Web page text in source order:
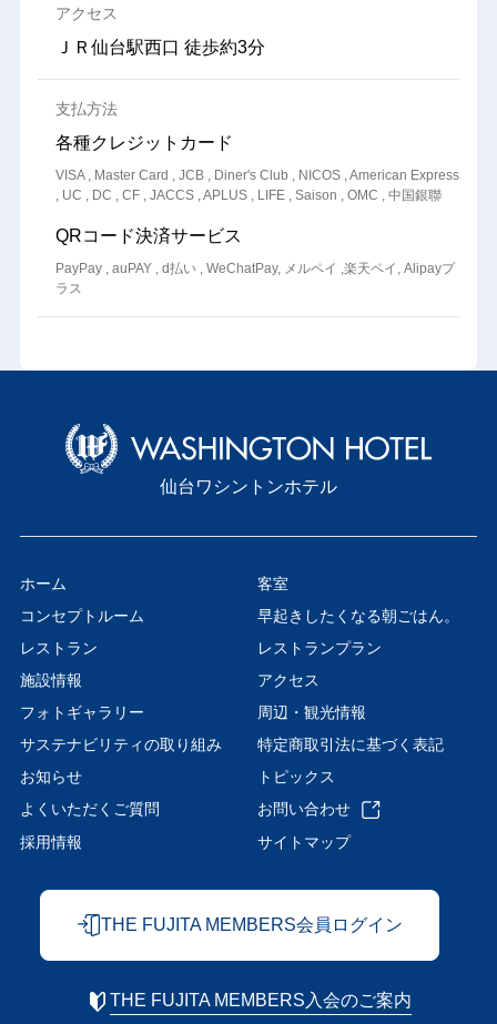
アクセス
ＪＲ仙台駅西口 徒歩約3分
支払方法
各種クレジットカード
VISA , Master Card , JCB , Diner's Club , NICOS , American Express
, UC , DC , CF , JACCS , APLUS , LIFE , Saison , OMC , 中国銀聯
QRコード決済サービス
PayPay , auPAY , d払い , WeChatPay, メルペイ ,楽天ペイ, Alipayプ
ラス
仙台ワシントンホテル
ホーム
客室
コンセプトルーム
早起きしたくなる朝ごはん。
レストラン
レストランプラン
施設情報
アクセス
フォトギャラリー
周辺・観光情報
サステナビリティの取り組み
特定商取引法に基づく表記
お知らせ
トピックス
よくいただくご質問
お問い合わせ
採用情報
サイトマップ
THE FUJITA MEMBERS会員ログイン
THE FUJITA MEMBERS入会のご案内